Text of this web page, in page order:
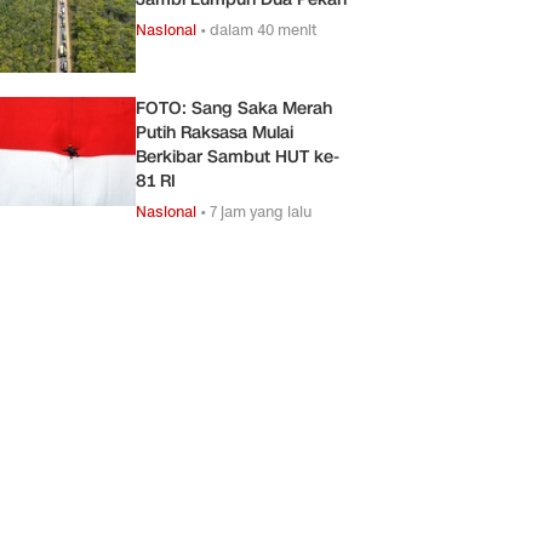
Nasional •dalam 40 menit
FOTO: Sang Saka Merah
Putih Raksasa Mulai
Berkibar Sambut HUT ke-
81 RI
Nasional •7 jam yang lalu